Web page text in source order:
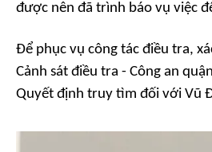
được nên đã trình báo vụ việc
Để phục vụ công tác điều tra,
Cảnh sát điều tra - Công an
Quyết định truy tìm đối với Vũ